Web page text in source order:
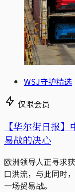
WSJ守护精选
仅限会员
【华尔街日报
易战的决心
欧洲领导人正寻求
口洪流，与此同时
一场贸易战。